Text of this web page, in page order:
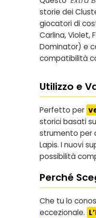
storie dei
giocatori di
Carlina, Violet,
Dominator) e
compatibilità
Utilizzo e
Perfetto per
storici basati
strumento per
Lapis. I nuovi
possibilità
Perché
Che tu lo
eccezionale.